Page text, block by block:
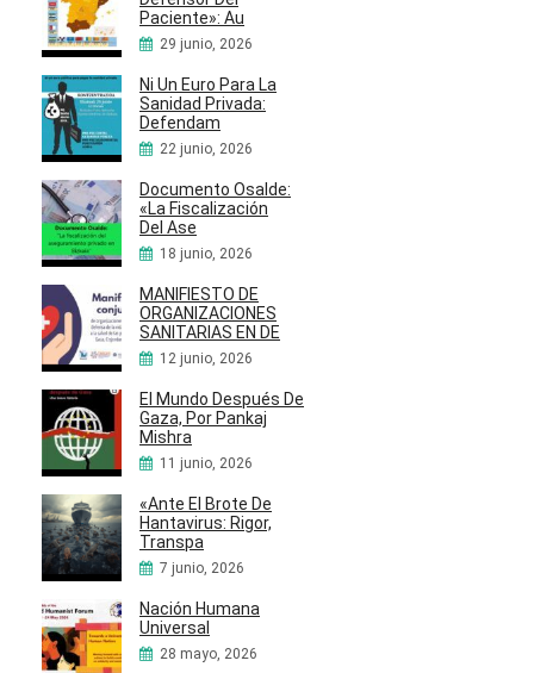
Paciente»: Au
29 junio, 2026
Ni Un Euro Para La
Sanidad Privada:
Defendam
22 junio, 2026
Documento Osalde:
«La Fiscalización
Del Ase
18 junio, 2026
MANIFIESTO DE
ORGANIZACIONES
SANITARIAS EN DE
12 junio, 2026
El Mundo Después De
Gaza, Por Pankaj
Mishra
11 junio, 2026
«Ante El Brote De
Hantavirus: Rigor,
Transpa
7 junio, 2026
Nación Humana
Universal
28 mayo, 2026